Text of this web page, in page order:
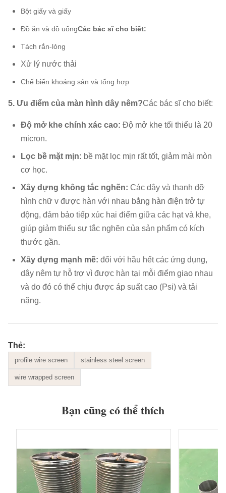
Bột giấy và giấy
Đồ ăn và đồ uốngCác bác sĩ cho biết:
Tách rắn-lỏng
Xử lý nước thải
Chế biến khoáng sản và tổng hợp
5. Ưu điểm của màn hình dây nêm?Các bác sĩ cho biết:
Độ mở khe chính xác cao: Độ mở khe tối thiểu là 20
micron.
Lọc bề mặt mịn: bề mặt lọc mịn rất tốt, giảm mài mòn
cơ học.
Xây dựng không tắc nghẽn: Các dây và thanh đỡ
hình chữ v được hàn với nhau bằng hàn điện trở tự
động, đảm bảo tiếp xúc hai điểm giữa các hạt và khe,
giúp giảm thiểu sự tắc nghẽn của sản phẩm có kích
thước gần.
Xây dựng mạnh mẽ: đối với hầu hết các ứng dụng,
dây nêm tự hỗ trợ vì được hàn tại mỗi điểm giao nhau
và do đó có thể chịu được áp suất cao (Psi) và tải
nặng.
Thẻ:
profile wire screen stainless steel screen
wire wrapped screen
Bạn cũng có thể thích